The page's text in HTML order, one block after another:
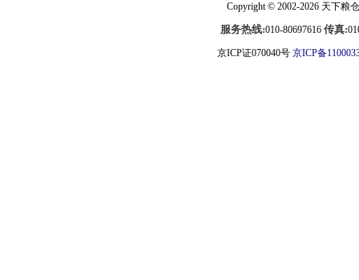
Copyright © 2002-2026 天下粮仓
服务热线:010-80697616 传真:
京ICP证070040号 京ICP备